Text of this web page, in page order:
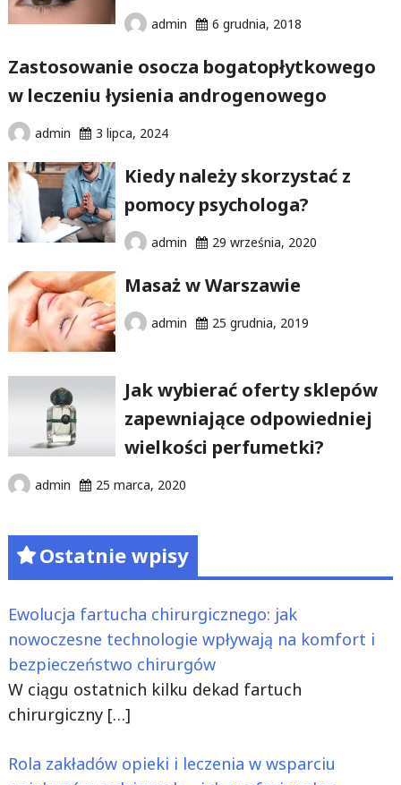
admin 6 grudnia, 2018
Zastosowanie osocza bogatopłytkowego
w leczeniu łysienia androgenowego
admin 3 lipca, 2024
Kiedy należy skorzystać z
pomocy psychologa?
admin 29 września, 2020
Masaż w Warszawie
admin 25 grudnia, 2019
Jak wybierać oferty sklepów
zapewniające odpowiedniej
wielkości perfumetki?
admin 25 marca, 2020
Ostatnie wpisy
Ewolucja fartucha chirurgicznego: jak
nowoczesne technologie wpływają na komfort i
bezpieczeństwo chirurgów
W ciągu ostatnich kilku dekad fartuch
chirurgiczny […]
Rola zakładów opieki i leczenia w wsparciu